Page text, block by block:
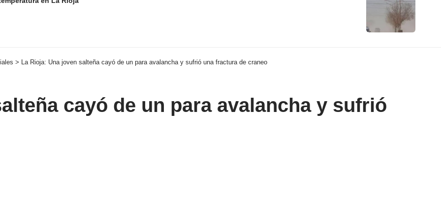
> La Rioja: Una joven salteña cayó de un para avalancha y sufrió una fractura de craneo
cayó de un para avalancha y sufrió